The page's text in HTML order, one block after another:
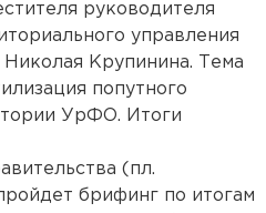
руководителя
управления
Крупинина. Тема
попутного
УрФО. Итоги
(пл.
брифинг по итогам